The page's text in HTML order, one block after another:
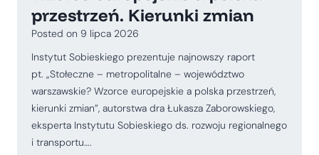
przestrzeń. Kierunki zmian
Posted on 9 lipca 2026
Instytut Sobieskiego prezentuje najnowszy raport
pt. „Stołeczne – metropolitalne – województwo
warszawskie? Wzorce europejskie a polska przestrzeń,
kierunki zmian”, autorstwa dra Łukasza Zaborowskiego,
eksperta Instytutu Sobieskiego ds. rozwoju regionalnego
i transportu….